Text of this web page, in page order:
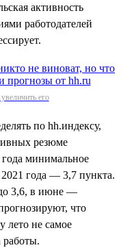
активность
работодателей
его
по hh.индексу,
резюме
минимальное
года — 3,7 пункта.
до 3,6, в июне —
что
лето не самое
работы.